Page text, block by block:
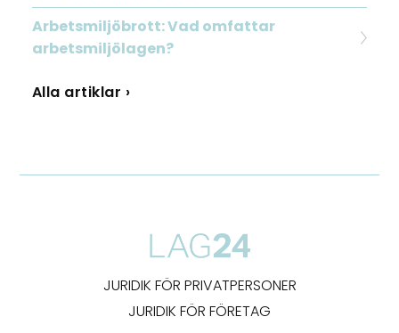
Arbetsmiljöbrott: Vad omfattar
arbetsmiljölagen?
Alla artiklar ›
JURIDIK FÖR PRIVATPERSONER
JURIDIK FÖR FÖRETAG